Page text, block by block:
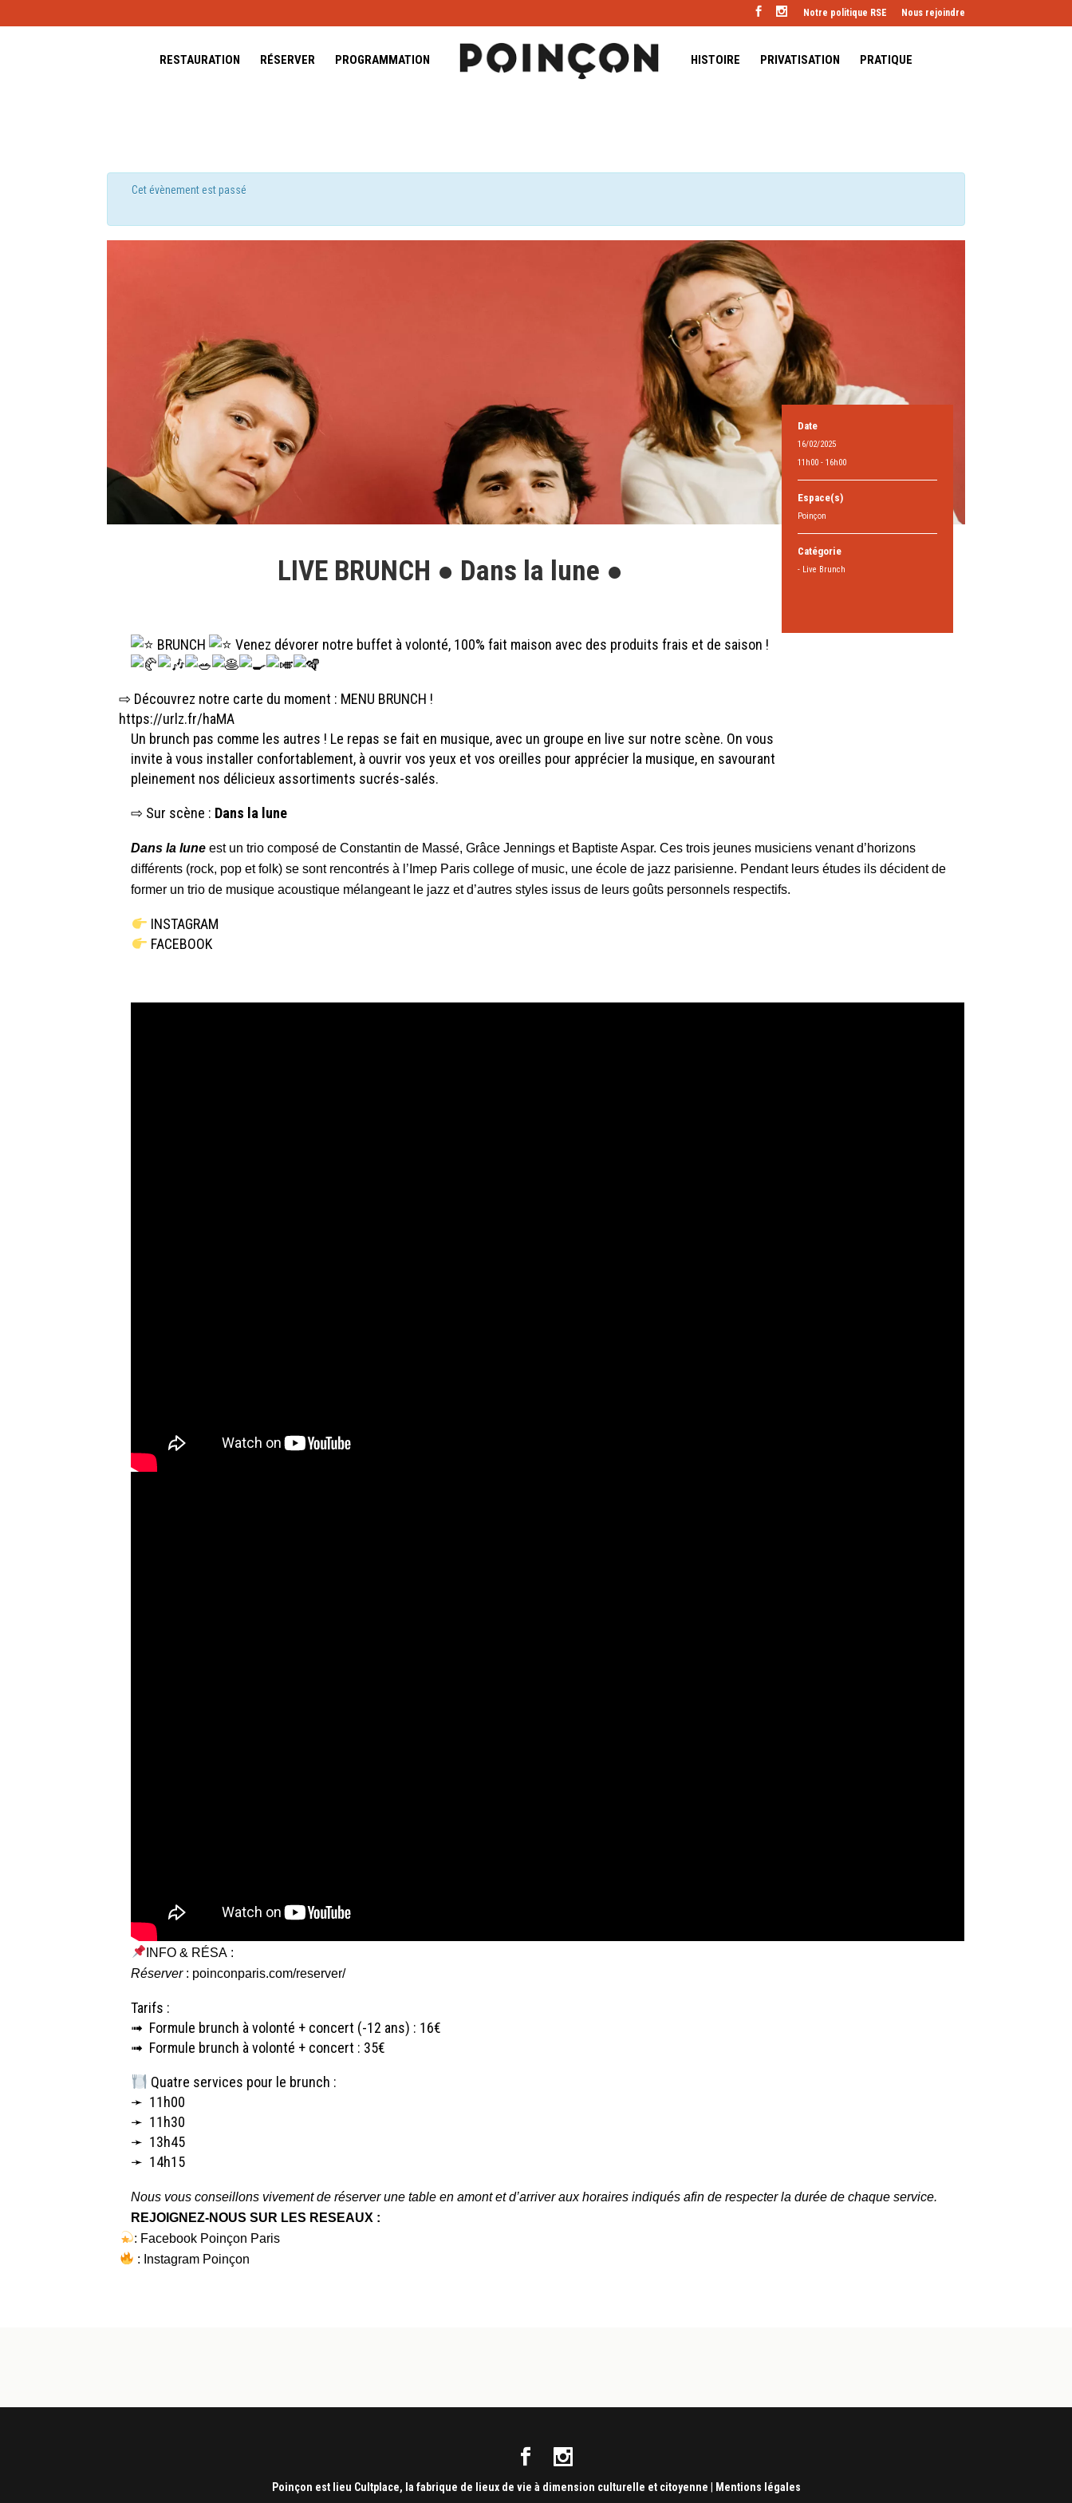
Notre politique RSE Nous rejoindre
RESTAURATION RÉSERVER PROGRAMMATION HISTOIRE PRIVATISATION PRATIQUE
Cet évènement est passé
LIVE BRUNCH ● Dans la lune ●
Date
16/02/2025
11h00 - 16h00
Espace(s)
Poinçon
Catégorie
- Live Brunch
BRUNCH Venez dévorer notre buffet à volonté, 100% fait maison avec des produits frais et de saison !
⇨ Découvrez notre carte du moment : MENU BRUNCH !
https://urlz.fr/haMA
Un brunch pas comme les autres ! Le repas se fait en musique, avec un groupe en live sur notre scène. On vous
invite à vous installer confortablement, à ouvrir vos yeux et vos oreilles pour apprécier la musique, en savourant
pleinement nos délicieux assortiments sucrés-salés.
⇨ Sur scène : Dans la lune
Dans la lune est un trio composé de Constantin de Massé, Grâce Jennings et Baptiste Aspar.Ces trois jeunes musiciens venant d’horizons
différents (rock, pop et folk) se sont rencontrés à l’Imep Paris college of music, une école de jazz parisienne. Pendant leurs études ils décident de
former un trio de musique acoustique mélangeant le jazz et d’autres styles issus de leurs goûts personnels respectifs.
INSTAGRAM
FACEBOOK
INFO & RÉSA :
Réserver: poinconparis.com/reserver/
Tarifs :
➟ Formule brunch à volonté + concert (-12 ans) : 16€
➟ Formule brunch à volonté + concert : 35€
Quatre services pour le brunch :
➛ 11h00
➛ 11h30
➛ 13h45
➛ 14h15
Nous vous conseillons vivement de réserver une table en amont et d’arriver aux horaires indiqués afin de respecter la durée de chaque service.
REJOIGNEZ-NOUS SUR LES RESEAUX :
: Facebook Poinçon Paris
: Instagram Poinçon
Poinçon est lieu Cultplace, la fabrique de lieux de vie à dimension culturelle et citoyenne Mentions légales